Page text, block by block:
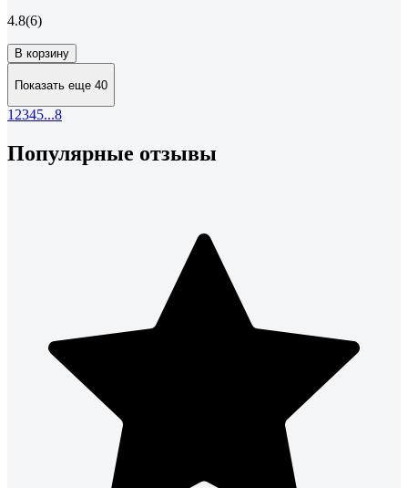
4.8(6)
В корзину
Показать еще 40
1 2345...8
Популярные отзывы